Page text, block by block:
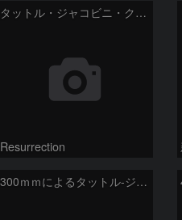
タットル・ジャコビニ・クレサーク彗星 (41P) 5/29
Resurrection
300ｍｍによるタットル-ジャコビニ-クレサーク彗星